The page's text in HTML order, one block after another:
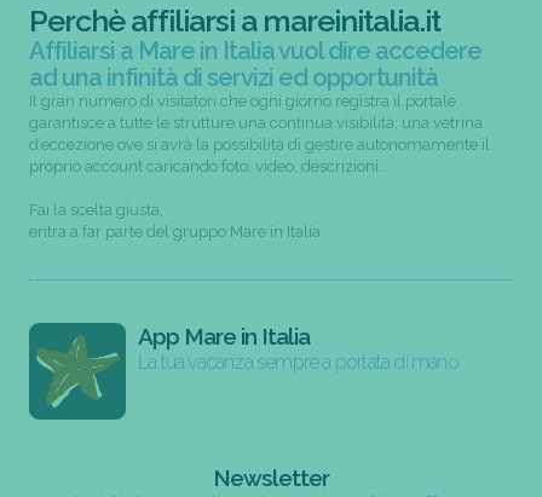
Perchè affiliarsi a mareinitalia.it
Affiliarsi a Mare in Italia vuol dire accedere
ad una infinità di servizi ed opportunità
Il gran numero di visitatori che ogni giorno registra il portale
garantisce a tutte le strutture una continua visibilità; una vetrina
d’eccezione ove si avrà la possibilità di gestire autonomamente il
proprio account caricando foto, video, descrizioni...
Fai la scelta giusta,
entra a far parte del gruppo Mare in Italia
App Mare in Italia
La tua vacanza sempre a portata di mano
Newsletter